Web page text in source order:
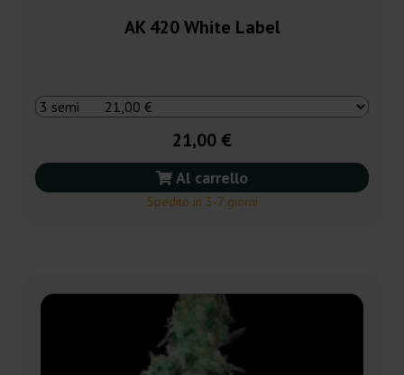
AK 420 White Label
21,00 €
Al carrello
Spedito in 3-7 giorni